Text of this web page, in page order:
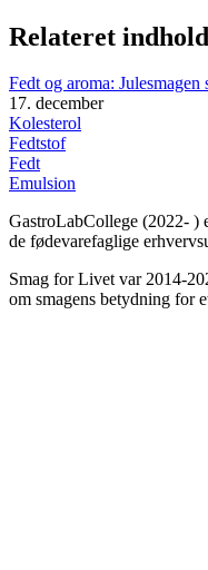
Relateret indhold
Fedt og aroma: Julesmagen
17. december
Kolesterol
Fedtstof
Fedt
Emulsion
GastroLabCollege (2022-
de fødevarefaglige
Smag for Livet var 2014-
om smagens betydning for